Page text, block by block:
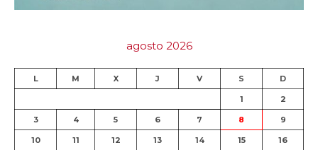
agosto 2026
L M X J V S D
1 2
3 4 5 6 7 8 9
10 11 12 13 14 15 16